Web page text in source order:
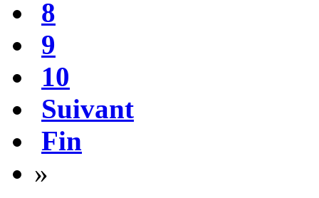
8
9
10
Suivant
Fin
»